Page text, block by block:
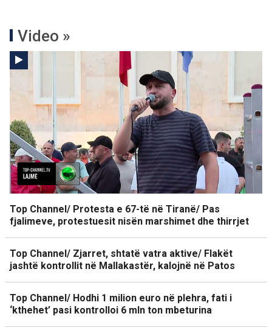
Video »
Top Channel/ Protesta e 67-të në Tiranë/ Pas
fjalimeve, protestuesit nisën marshimet dhe thirrjet
Top Channel/ Zjarret, shtatë vatra aktive/ Flakët
jashtë kontrollit në Mallakastër, kalojnë në Patos
Top Channel/ Hodhi 1 milion euro në plehra, fati i
‘kthehet’ pasi kontrolloi 6 mln ton mbeturina